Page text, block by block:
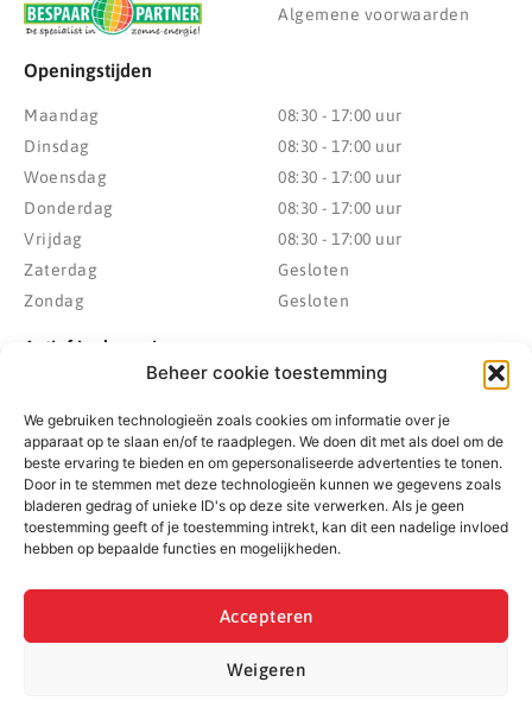
Beheer cookie toestemming
We gebruiken technologieën zoals cookies om informatie over je
apparaat op te slaan en/of te raadplegen. We doen dit met als doel om de
beste ervaring te bieden en om gepersonaliseerde advertenties te tonen.
Door in te stemmen met deze technologieën kunnen we gegevens zoals
bladeren gedrag of unieke ID's op deze site verwerken. Als je geen
toestemming geeft of je toestemming intrekt, kan dit een nadelige invloed
hebben op bepaalde functies en mogelijkheden.
Accepteren
Weigeren
Algemene voorwaarden
Openingstijden
Maandag
Dinsdag
Woensdag
Donderdag
Vrijdag
Zaterdag
Zondag
08:30 - 17:00 uur
08:30 - 17:00 uur
08:30 - 17:00 uur
08:30 - 17:00 uur
08:30 - 17:00 uur
Gesloten
Gesloten
Actief in de regio
Gemeente Hoogeveen
Gemeente Meppel
Gemeente Midden-Drenthe
Gemeente Noordenveld
Gemeente Noordoostpolder
Gemeente Weststellingwerf
Gemeente De Wolden
Zwolle
Heerenveen
Kampen
Emmeloord